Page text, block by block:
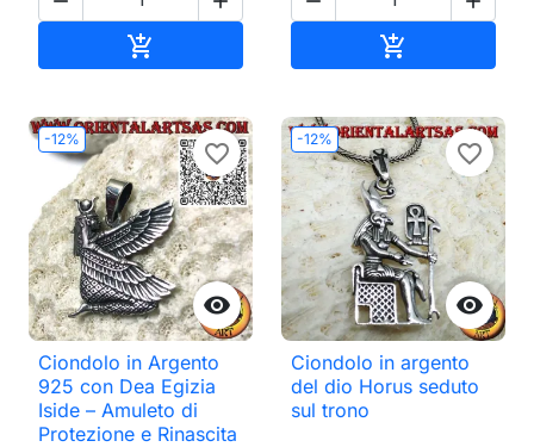
 
-12%

favorite_border
Ciondolo in Argento
925 con Dea Egizia
Iside – Amuleto di
Protezione e Rinascita
-12%

favorite_border
Ciondolo in argento
del dio Horus seduto
sul trono